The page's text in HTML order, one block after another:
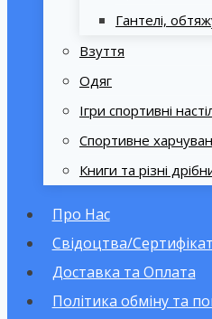
Гантелі,
Взуття
Одяг
Ігри спортивні
Спортивне
Книги та різні
Про Нас
Свідоцтва/
Доставка та Оплата
Політика обміну та